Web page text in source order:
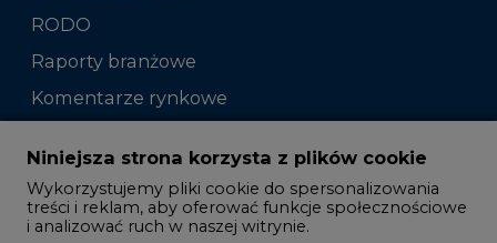
RODO
Raporty branżowe
Komentarze rynkowe
Zmiany kadrowe na rynku
Studio CIRE
Rozmowy o energetyce
Niniejsza strona korzysta z plików cookie
Wykorzystujemy pliki cookie do spersonalizowania
treści i reklam, aby oferować funkcje społecznościowe
i analizować ruch w naszej witrynie.